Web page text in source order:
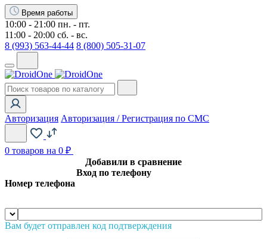
Время работы
10:00 - 21:00 пн. - пт.
11:00 - 20:00 сб. - вс.
8 (993) 563-44-44 8 (800) 505-31-07
Авторизация Авторизация / Регистрация по СМС
0 товаров на 0 ₽
Добавили в сравнение
Вход по телефону
Номер телефона
Вам будет отправлен код подтверждения